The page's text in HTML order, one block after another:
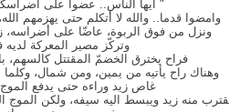
" أيها الناس.. عضوا على
وامضوا قدما.. والله لا أتكلم حتى يهزمهم
ونزل من فوق الربوة، عاضّا على أضراسه،
وتركّز مصير المعركة
فراح يخترق الخضمّ المقتتل كالسهم،
وهناك راح يأتيه من يمين، ومن شمال، وكلما
غاص زيد وراءه حتى يدفع
منه زيد ويبسط اليه سيفه، ولكن الموج